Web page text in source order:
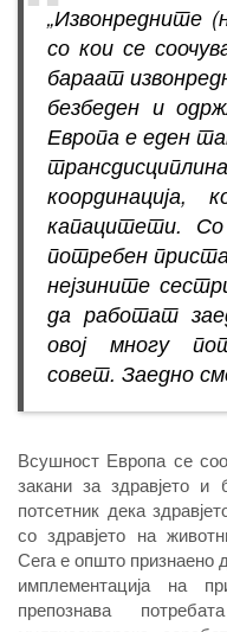
„Извонредните
со кои се
бараат
безбеден и
Европа е еден
координација,
капацитети.
потребен
нејзините
да работат
овој многу
совет. Заедно
Всушност Европа се
закани за здравјето и
потсетник дека
со здравјето на
Сега е општо признаено
имплементација на
препознава